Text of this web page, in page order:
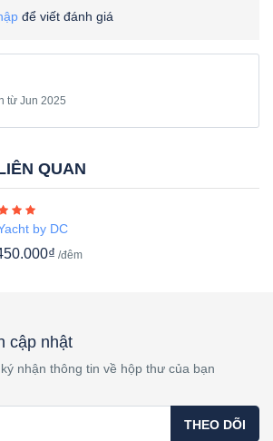
để viết đánh giá
từ Jun 2025
QUAN
by DC
/đêm
cập nhật
nhận thông tin về hộp thư của bạn
THEO DÕI